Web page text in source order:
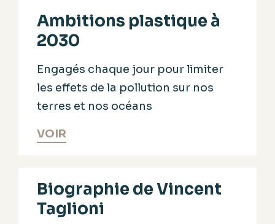
Ambitions plastique à
2030
Engagés chaque jour pour limiter
les effets de la pollution sur nos
terres et nos océans
VOIR
Biographie de Vincent
Taglioni